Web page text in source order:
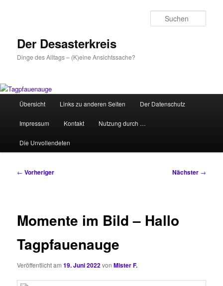
Der Desasterkreis
Dinge des Alltags – (K)eine Ansichtssache?
HauptmenüÜbersicht Links zu anderen Seiten Der Datenschutz
Impressum Kontakt Nutzung durch …
Die Unvollendeten
Beitragsnavigation
← Vorheriger Nächster →
Momente im Bild – Hallo
Tagpfauenauge
Veröffentlicht am19. Juni 2022vonMister F.